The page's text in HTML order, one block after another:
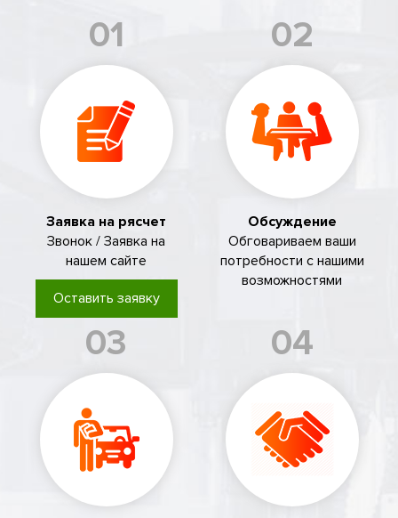
01
Заявка на рясчет
Звонок / Заявка на
нашем сайте
Оставить заявку
02
Обсуждение
Обговариваем ваши
потребности с нашими
возможностями
03 04